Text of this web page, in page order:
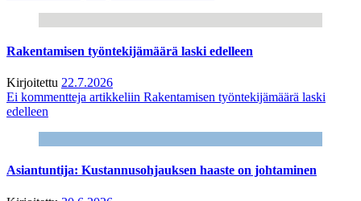
Rakentamisen työntekijämäärä laski edelleen
Kirjoitettu 22.7.2026
Ei kommentteja artikkeliin Rakentamisen työntekijämäärä laski
edelleen
Asiantuntija: Kustannusohjauksen haaste on johtaminen